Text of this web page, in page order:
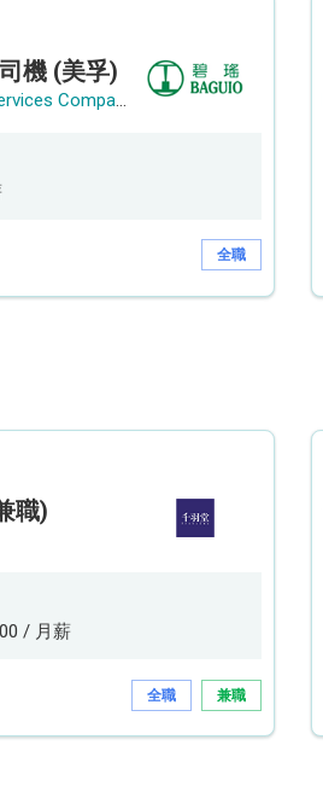
機 (美孚)
Baguio Cleaning Services Company Limited
全職
職)
/ 月薪
全職 兼職